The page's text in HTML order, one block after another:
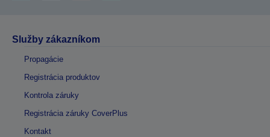
Služby zákazníkom
Propagácie
Registrácia produktov
Kontrola záruky
Registrácia záruky CoverPlus
Kontakt